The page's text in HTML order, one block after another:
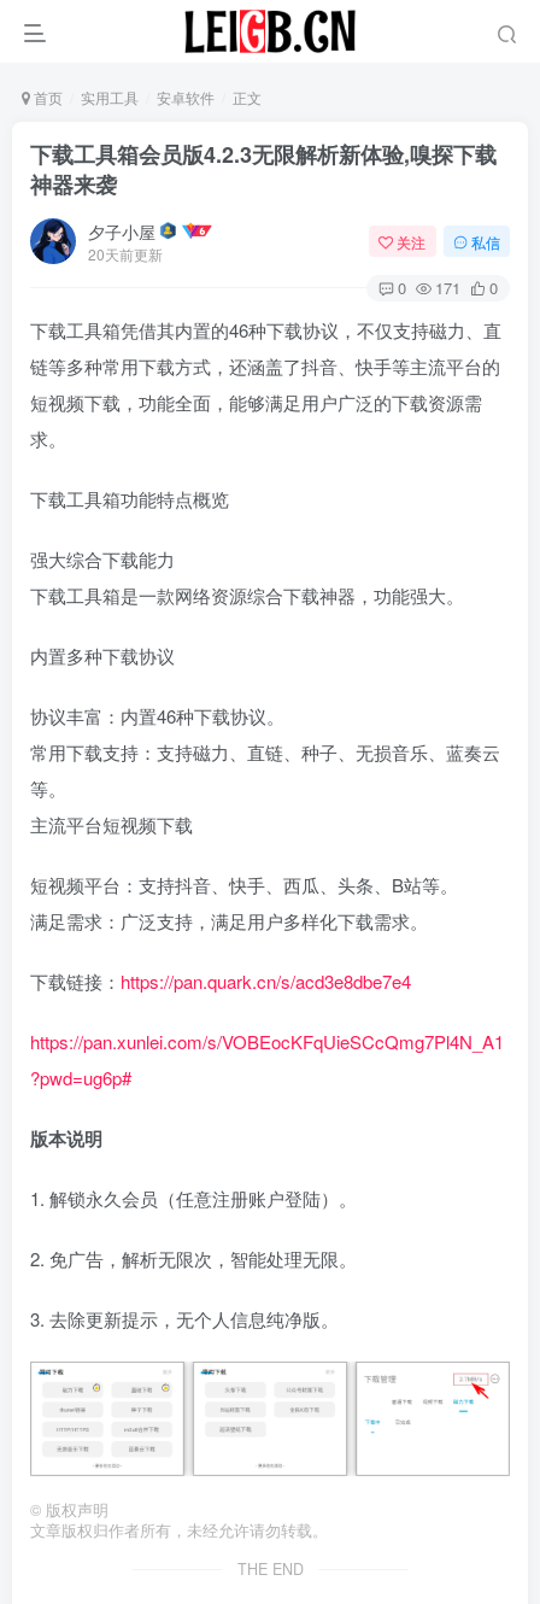
首页 实用工具 安卓软件 正文
下载工具箱会员版4.2.3无限解析新体验,嗅探下载
神器来袭
夕子小屋
20天前更新
关注 私信
0 171 0
下载工具箱凭借其内置的46种下载协议，不仅支持磁力、直
链等多种常用下载方式，还涵盖了抖音、快手等主流平台的
短视频下载，功能全面，能够满足用户广泛的下载资源需
求。
下载工具箱功能特点概览‌
‌强大综合下载能力‌
下载工具箱是一款网络资源综合下载神器，功能强大。
‌内置多种下载协议‌
‌协议丰富‌：内置46种下载协议。
‌常用下载支持‌：支持磁力、直链、种子、无损音乐、蓝奏云
等。
‌主流平台短视频下载‌
‌短视频平台‌：支持抖音、快手、西瓜、头条、B站等。
‌满足需求‌：广泛支持，满足用户多样化下载需求。
下载链接： https://pan.quark.cn/s/acd3e8dbe7e4
https://pan.xunlei.com/s/VOBEocKFqUieSCcQmg7Pl4N_A1
?pwd=ug6p#
版本说明
1. 解锁永久会员（任意注册账户登陆）。
2. 免广告，解析无限次，智能处理无限。
3. 去除更新提示，无个人信息纯净版。
© 版权声明
文章版权归作者所有，未经允许请勿转载。
THE END